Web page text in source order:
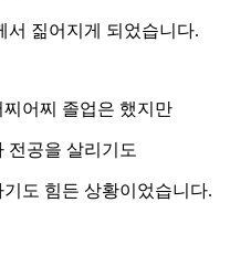
서 짊어지게 되었습니다.
어찌 졸업은 했지만
전공을 살리기도
도 힘든 상황이었습니다.